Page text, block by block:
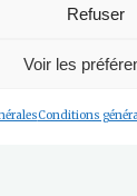
Refuser
Voir les
Conditions Home